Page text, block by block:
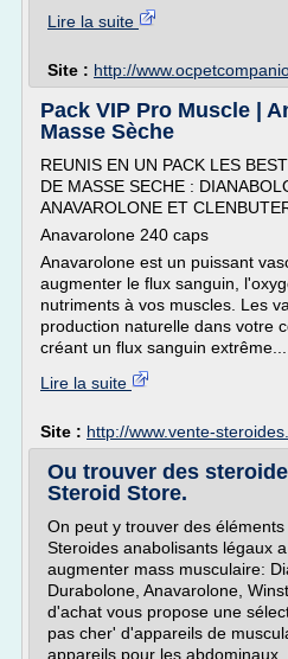
Lire la suite
Site : http://
Pack VIP Pro Muscle |
Masse Sèche
REUNIS EN UN PACK LES
DE MASSE SECHE :
ANAVAROLONE ET
Anavarolone 240 caps
Anavarolone est un puissant
augmenter le flux sanguin,
nutriments à vos muscles. Les
production naturelle dans votre
créant un flux sanguin extrême...
Lire la suite
Site : http://www.vente-
Ou trouver des
Steroid Store.
On peut y trouver des
Steroides anabolisants légaux
augmenter mass musculaire:
Durabolone, Anavarolone,
d'achat vous propose une
pas cher' d'appareils de
appareils pour les